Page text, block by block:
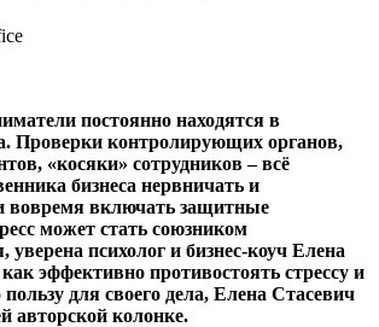
постоянно находятся в
Проверки контролирующих органов,
«косяки» сотрудников – всё
бизнеса нервничать и
вовремя включать защитные
может стать союзником
уверена психолог и бизнес-коуч Елена
эффективно противостоять стрессу и
пользу для своего дела, Елена Стасевич
авторской колонке.